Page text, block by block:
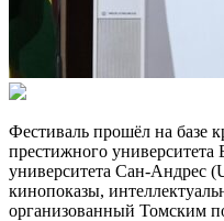
Фестиваль прошёл на базе
престижного
университета Сан-Андрес
кинопоказы,
организованный Томским